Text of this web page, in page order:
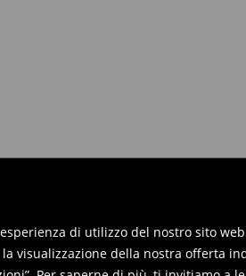
di utilizzo del nostro sito
visualizzazione della nostra offerta
online e inviaci i prodotti.
restituiti nei punti vendita. Si